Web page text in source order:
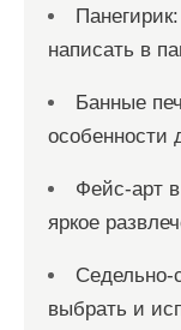
написать в
Банные
особенности
Фейс-арт
яркое
Седельно-
выбрать и